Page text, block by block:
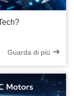
Guarda di più